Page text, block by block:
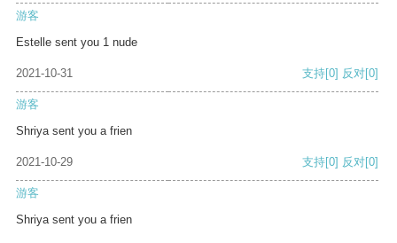
游客
Estelle sent you 1 nude
2021-10-31 支持[0] 反对[0]
游客
Shriya sent you a frien
2021-10-29 支持[0] 反对[0]
游客
Shriya sent you a frien